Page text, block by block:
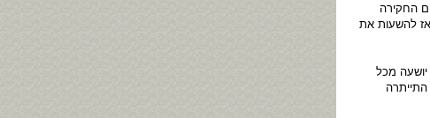
החקירה
להשעות את
יושעה מכל
התייתרה